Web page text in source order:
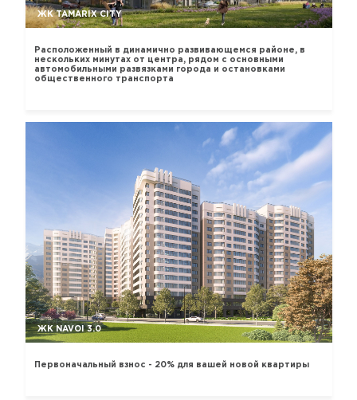
ЖК TAMARIX CITY
Расположенный в динамично развивающемся районе, в
нескольких минутах от центра, рядом с основными
автомобильными развязками города и остановками
общественного транспорта
ЖК NAVOI 3.0
Первоначальный взнос - 20% для вашей новой квартиры